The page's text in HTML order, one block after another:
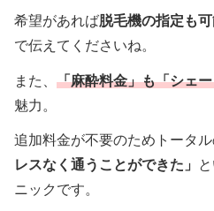
希望があれば脱毛機の指定も
で伝えてくださいね。
また、 「麻酔料金」も「シェ
魅力。
追加料金が不要のためトータル
レスなく通うことができた」
ニックです。